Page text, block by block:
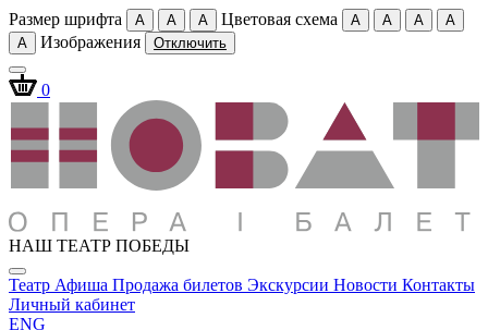
Размер шрифта A A A Цветовая схема A A A
A
A
Изображения Отключить
0
НАШ ТЕАТР ПОБЕДЫ
Театр Афиша Продажа билетов Экскурсии Новости Контакты
Личный кабинет
ENG